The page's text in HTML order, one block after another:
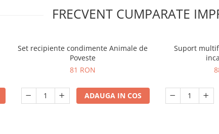
FRECVENT CUMPARATE
Set recipiente condimente Animale de
Poveste
81 RON
ADAUGA IN COS
Suport